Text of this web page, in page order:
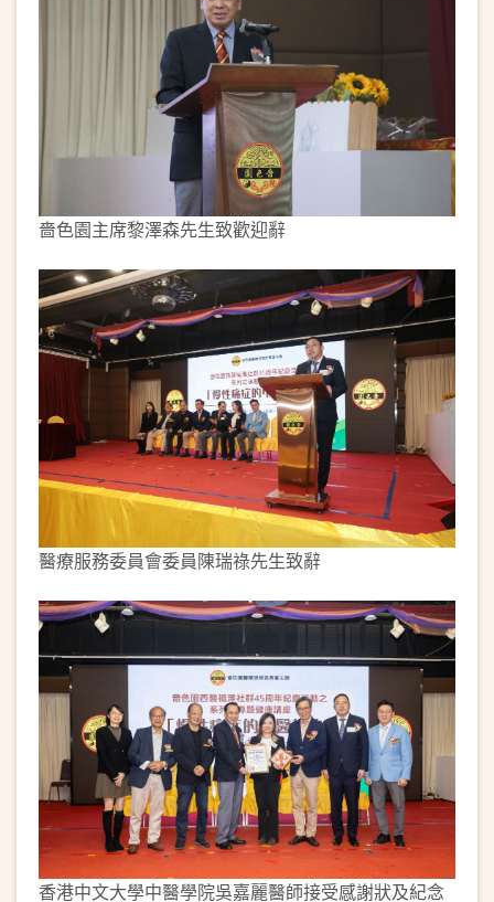
嗇色園主席黎澤森先生致歡迎辭
醫療服務委員會委員陳瑞祿先生致辭
香港中文大學中醫學院吳嘉麗醫師接受感謝狀及紀念